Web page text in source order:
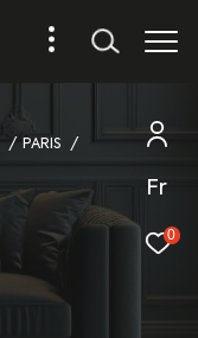
Fr
0
PARIS